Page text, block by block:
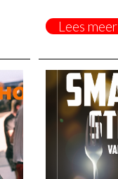
Lees meer